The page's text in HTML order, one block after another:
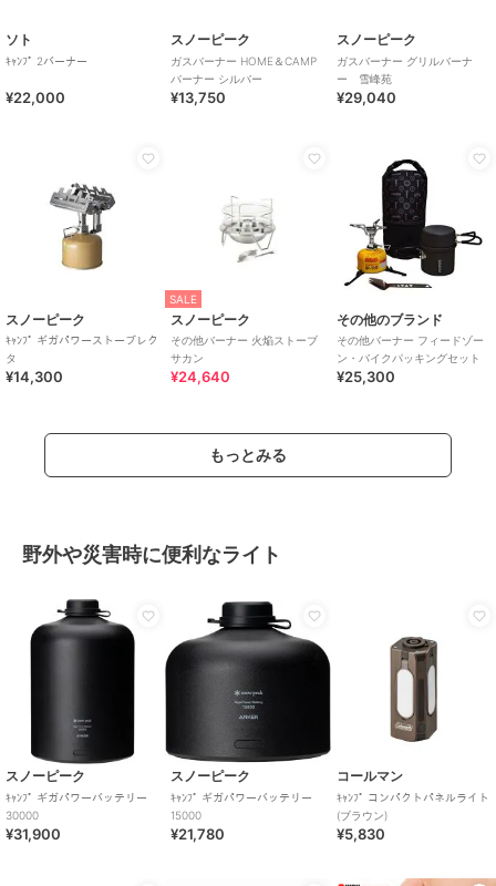
ソト
ｷｬﾝﾌﾟ 2バーナー
¥22,000
スノーピーク
ガスバーナー HOME＆CAMP
バーナー シルバー
¥13,750
スノーピーク
ガスバーナー グリルバーナ
ー 雪峰苑
¥29,040
スノーピーク
ｷｬﾝﾌﾟ ギガパワーストーブレク
タ
¥14,300
SALE
スノーピーク
その他バーナー 火焔ストーブ
サカン
¥24,640
その他のブランド
その他バーナー フィードゾー
ン・バイクパッキングセット
¥25,300
もっとみる
野外や災害時に便利なライト
スノーピーク
ｷｬﾝﾌﾟ ギガパワーバッテリー
30000
¥31,900
スノーピーク
ｷｬﾝﾌﾟ ギガパワーバッテリー
15000
¥21,780
コールマン
ｷｬﾝﾌﾟ コンパクトパネルライト
(ブラウン)
¥5,830